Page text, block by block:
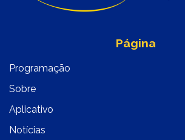
Página
Programação
Sobre
Aplicativo
Notícias